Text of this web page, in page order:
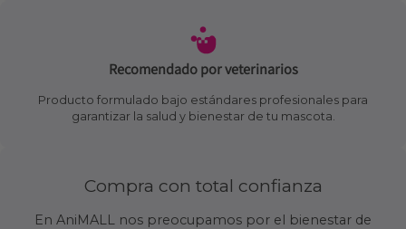
Recomendado por veterinarios
Producto formulado bajo estándares profesionales para
garantizar la salud y bienestar de tu mascota.
Compra con total confianza
En AniMALL nos preocupamos por el bienestar de